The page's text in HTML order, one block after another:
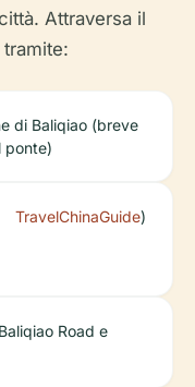
Attraversa il
di Baliqiao (breve
ponte)
TravelChinaGuide)
Road e